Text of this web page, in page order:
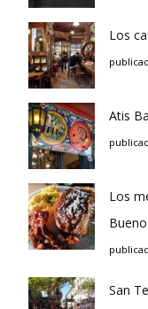
Los
Atis
Los
San